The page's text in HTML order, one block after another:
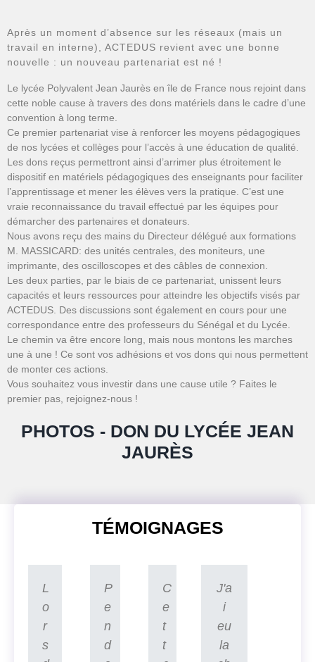
Après un moment d’absence sur les réseaux (mais un
travail en interne), ACTEDUS revient avec une bonne
nouvelle : un nouveau partenariat est né !
Le lycée Polyvalent Jean Jaurès en île de France nous rejoint dans
cette noble cause à travers des dons matériels dans le cadre d’une
convention à long terme.
Ce premier partenariat vise à renforcer les moyens pédagogiques
de nos lycées et collèges pour l’accès à une éducation de qualité.
Les dons reçus permettront ainsi d’arrimer plus étroitement le
dispositif en matériels pédagogiques des enseignants pour faciliter
l’apprentissage et mener les élèves vers la pratique. C’est une
vraie reconnaissance du travail effectué par les équipes pour
démarcher des partenaires et donateurs.
Nous avons reçu des mains du Directeur délégué aux formations
M. MASSICARD: des unités centrales, des moniteurs, une
imprimante, des oscilloscopes et des câbles de connexion.
Les deux parties, par le biais de ce partenariat, unissent leurs
capacités et leurs ressources pour atteindre les objectifs visés par
ACTEDUS. Des discussions sont également en cours pour une
correspondance entre des professeurs du Sénégal et du Lycée.
Le chemin va être encore long, mais nous montons les marches
une à une ! Ce sont vos adhésions et vos dons qui nous permettent
de monter ces actions.
Vous souhaitez vous investir dans une cause utile ? Faites le
premier pas, rejoignez-nous !
PHOTOS - DON DU LYCÉE JEAN
JAURÈS
TÉMOIGNAGES
L
o
r
s
P
e
n
d
C
e
t
t
J'a
i
eu
la